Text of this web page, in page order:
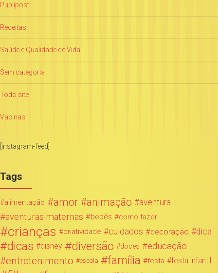
Publipost
Receitas
Saúde e Qualidade de Vida
Sem categoria
Todo site
Vacinas
[instagram-feed]
Tags
alimentação amor animação aventura
aventuras maternas bebês como fazer
crianças criatividade cuidados decoração dica
dicas disney diversão doces educação
entretenimento escola família festa festa infantil